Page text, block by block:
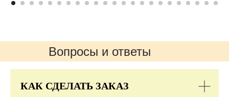
Вопросы и ответы
КАК СДЕЛАТЬ ЗАКАЗ